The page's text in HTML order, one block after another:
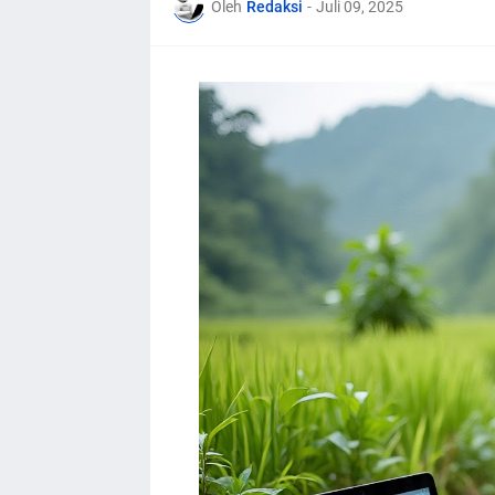
Oleh Redaksi - Juli 09, 2025